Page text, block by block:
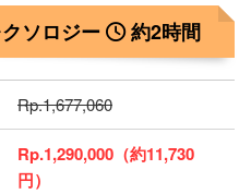
ソロジー 約2時間
Rp.1,677,060
Rp.1,290,000（約11,730
円）